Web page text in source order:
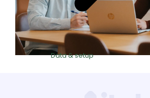
Data & setup